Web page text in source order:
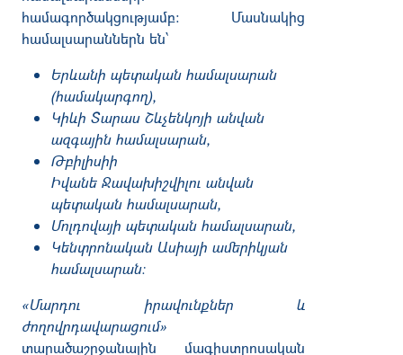
համագործակցությամբ: Մասնակից
համալսարաններն են՝
Երևանի պետական համալսարան
(համակարգող),
Կիևի Տարաս Շևչենկոյի անվան
ազգային համալսարան,
Թբիլիսիի
Իվանե Ջավախիշվիլու անվան
պետական համալսարան,
Մոլդովայի պետական համալսարան,
Կենտրոնական Ասիայի ամերիկյան
համալսարան։
«Մարդու իրավունքներ
և
ժողովրդավարացում»
տարածաշրջանային
մագիստրոսական